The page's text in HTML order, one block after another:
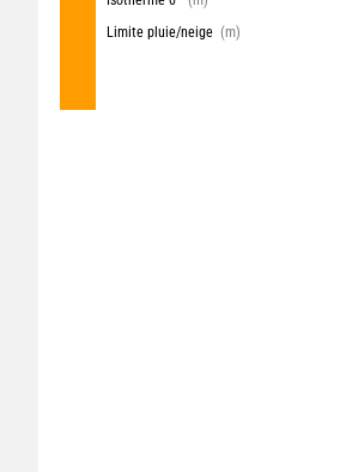
Limite pluie/neige (m)